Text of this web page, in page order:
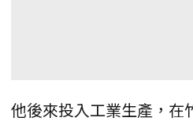
他後來投入工業生產，在